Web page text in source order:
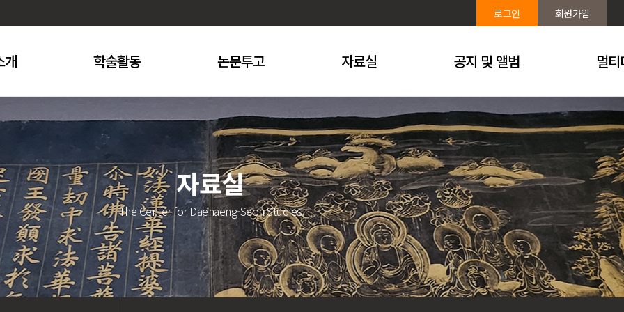
로그인 회원가입
개 학술활동 논문투고 자료실 공지 및 앨범 멀
자료실
The Center for Daehaeng-Seon Studies